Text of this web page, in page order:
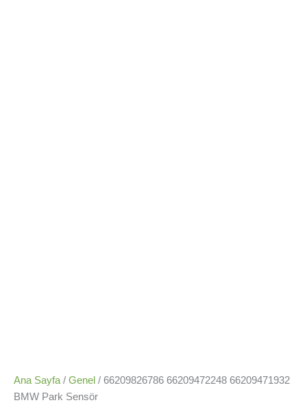
Ana Sayfa / Genel / 66209826786 66209472248 66209471932
BMW Park Sensör